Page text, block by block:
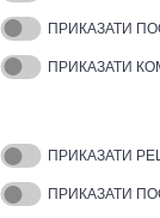
ПРИКАЗАТИ
ПРИКАЗАТИ
ПРИКАЗАТИ
ПРИКАЗАТИ